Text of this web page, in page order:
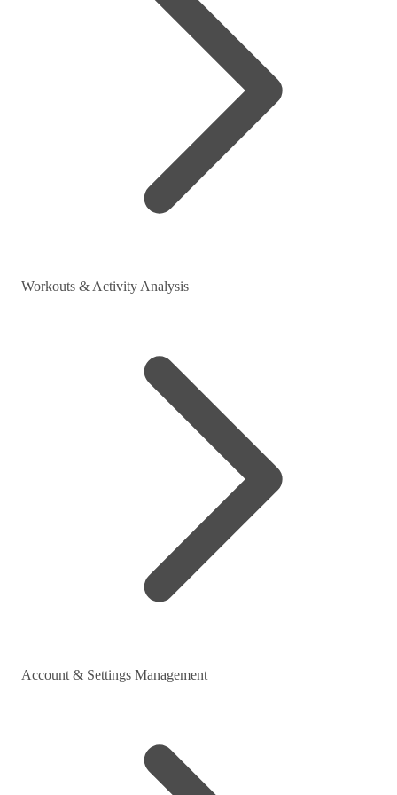
Workouts & Activity Analysis
Account & Settings Management